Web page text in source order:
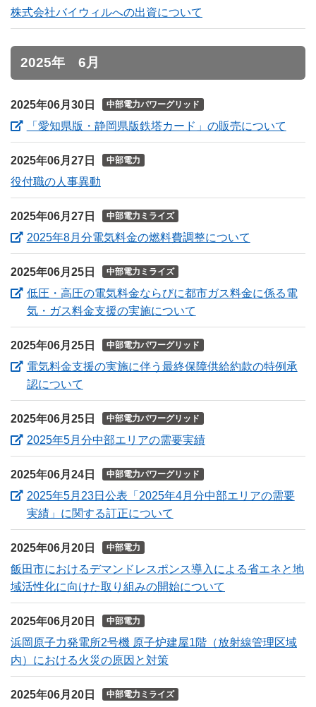
株式会社バイウィルへの出資について
2025年 6月
2025年06月30日 中部電力パワーグリッド
「愛知県版・静岡県版鉄塔カード」の販売について
2025年06月27日 中部電力
役付職の人事異動
2025年06月27日 中部電力ミライズ
2025年8月分電気料金の燃料費調整について
2025年06月25日 中部電力ミライズ
低圧・高圧の電気料金ならびに都市ガス料金に係る電
気・ガス料金支援の実施について
2025年06月25日 中部電力パワーグリッド
電気料金支援の実施に伴う最終保障供給約款の特例承
認について
2025年06月25日 中部電力パワーグリッド
2025年5月分中部エリアの需要実績（新しいウィンドウ
2025年06月24日 中部電力パワーグリッド
2025年5月23日公表「2025年4月分中部エリアの需要
実績」に関する訂正について
2025年06月20日 中部電力
飯田市におけるデマンドレスポンス導入による省エネと地
域活性化に向けた取り組みの開始について
2025年06月20日 中部電力
浜岡原子力発電所2号機 原子炉建屋1階（放射線管理区域
内）における火災の原因と対策
2025年06月20日 中部電力ミライズ